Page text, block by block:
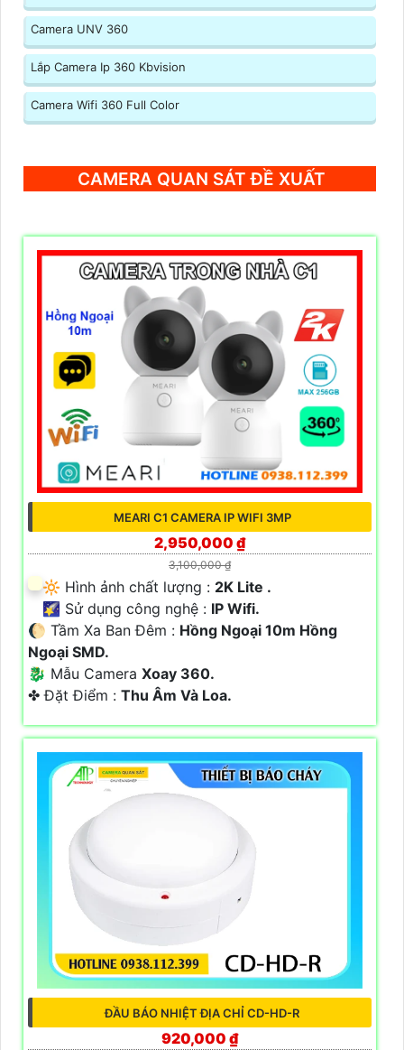
Camera UNV 360
Lắp Camera Ip 360 Kbvision
Camera Wifi 360 Full Color
CAMERA QUAN SÁT ĐỀ XUẤT
MEARI C1 CAMERA IP WIFI 3MP
2,950,000 ₫
3,100,000 ₫
🔆 Hình ảnh chất lượng : 2K Lite .
🌠 Sử dụng công nghệ : IP Wifi.
🌔 Tầm Xa Ban Đêm : Hồng Ngoại 10m Hồng
Ngoại SMD.
🐉️ Mẫu Camera Xoay 360.
️✤ Đặt Điểm : Thu Âm Và Loa.
ĐẦU BÁO NHIỆT ĐỊA CHỈ CD-HD-R
920,000 ₫